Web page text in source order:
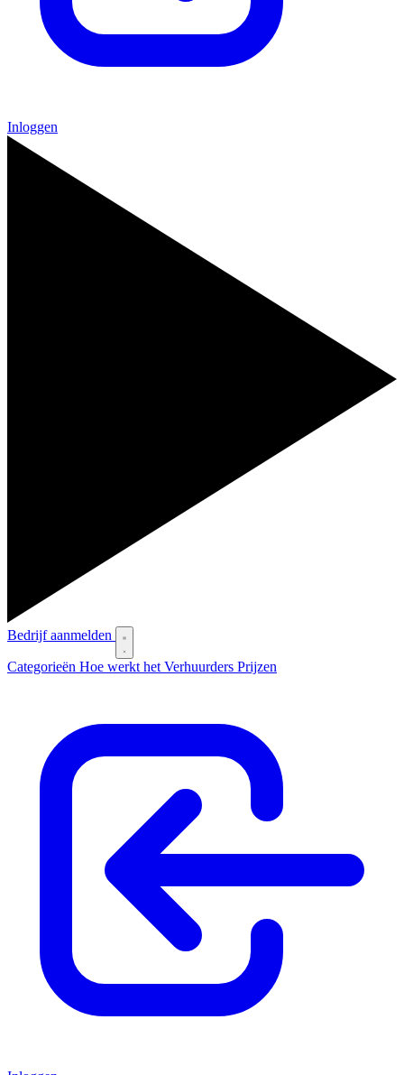
Inloggen
Bedrijf aanmelden
Categorieën Hoe werkt het Verhuurders Prijzen